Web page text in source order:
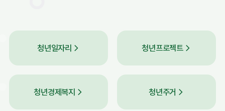
청년일자리 청년프로젝트
청년경제복지 청년주거